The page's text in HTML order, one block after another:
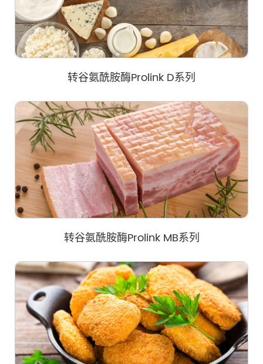
转谷氨酰胺酶Prolink D系列
转谷氨酰胺酶Prolink MB系列